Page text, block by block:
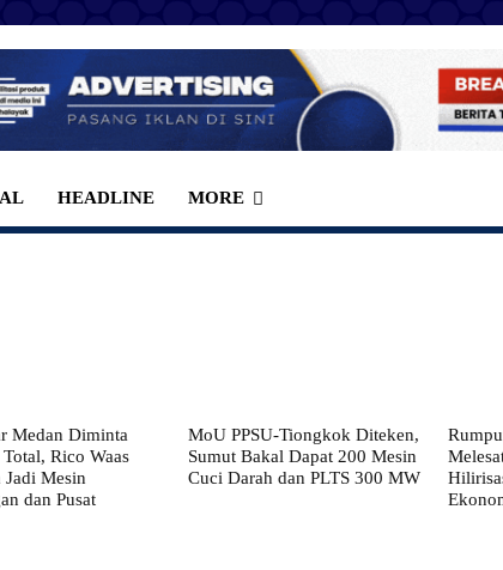
HEADLINE MORE
Medan Diminta
Rico Waas
Jadi Mesin
dan Pusat
MoU PPSU-Tiongkok Diteken,
Sumut Bakal Dapat 200 Mesin
Cuci Darah dan PLTS 300 MW